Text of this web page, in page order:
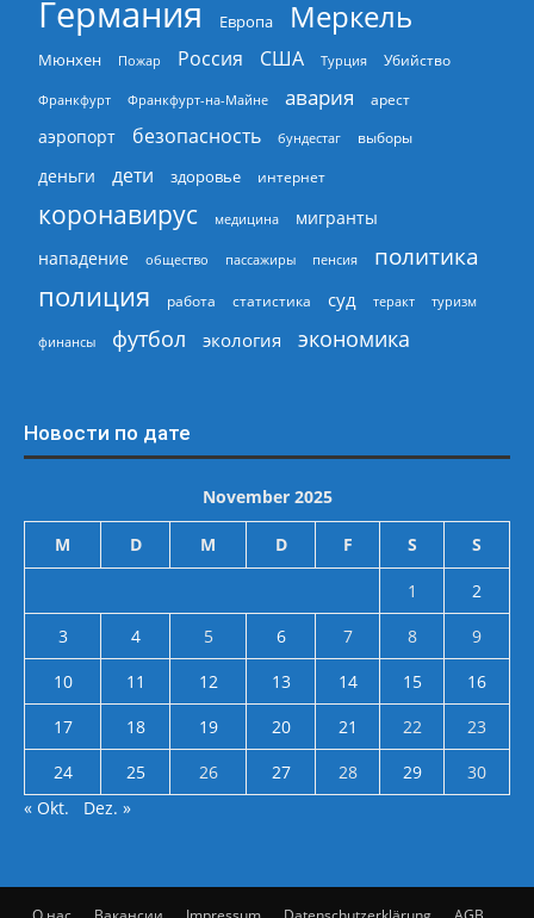
Германия Европа Меркель
Мюнхен Пожар Россия США Турция Убийство
Франкфурт Франкфурт-на-Майне авария арест
аэропорт безопасность бундестаг выборы
деньги дети здоровье интернет
коронавирус медицина
мигранты
нападение
общество пассажиры пенсия политика
полиция работа статистика суд теракт туризм
финансы футбол экология экономика
Новости по дате
November 2025
M D M D F S S
1
2
3
4 5 6 7 8
9
10
11 12 13 14 15
16
17
18 19 20 21 22
23
24
25 26 27 28 29
30
« Okt.
Dez. »